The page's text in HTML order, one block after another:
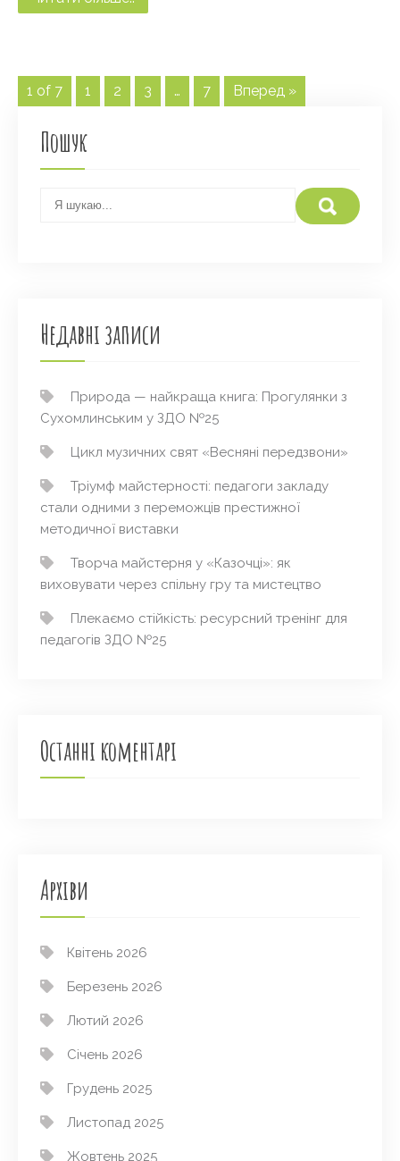
1 of 7 1 2 3 … 7 Вперед »
Пошук
Недавні записи
Природа — найкраща книга: Прогулянки з
Сухомлинським у ЗДО №25
Цикл музичних свят «Весняні передзвони»
Тріумф майстерності: педагоги закладу
стали одними з переможців престижної
методичної виставки
Творча майстерня у «Казочці»: як
виховувати через спільну гру та мистецтво
Плекаємо стійкість: ресурсний тренінг для
педагогів ЗДО №25
Останні коментарі
Архіви
Квітень 2026
Березень 2026
Лютий 2026
Січень 2026
Грудень 2025
Листопад 2025
Жовтень 2025